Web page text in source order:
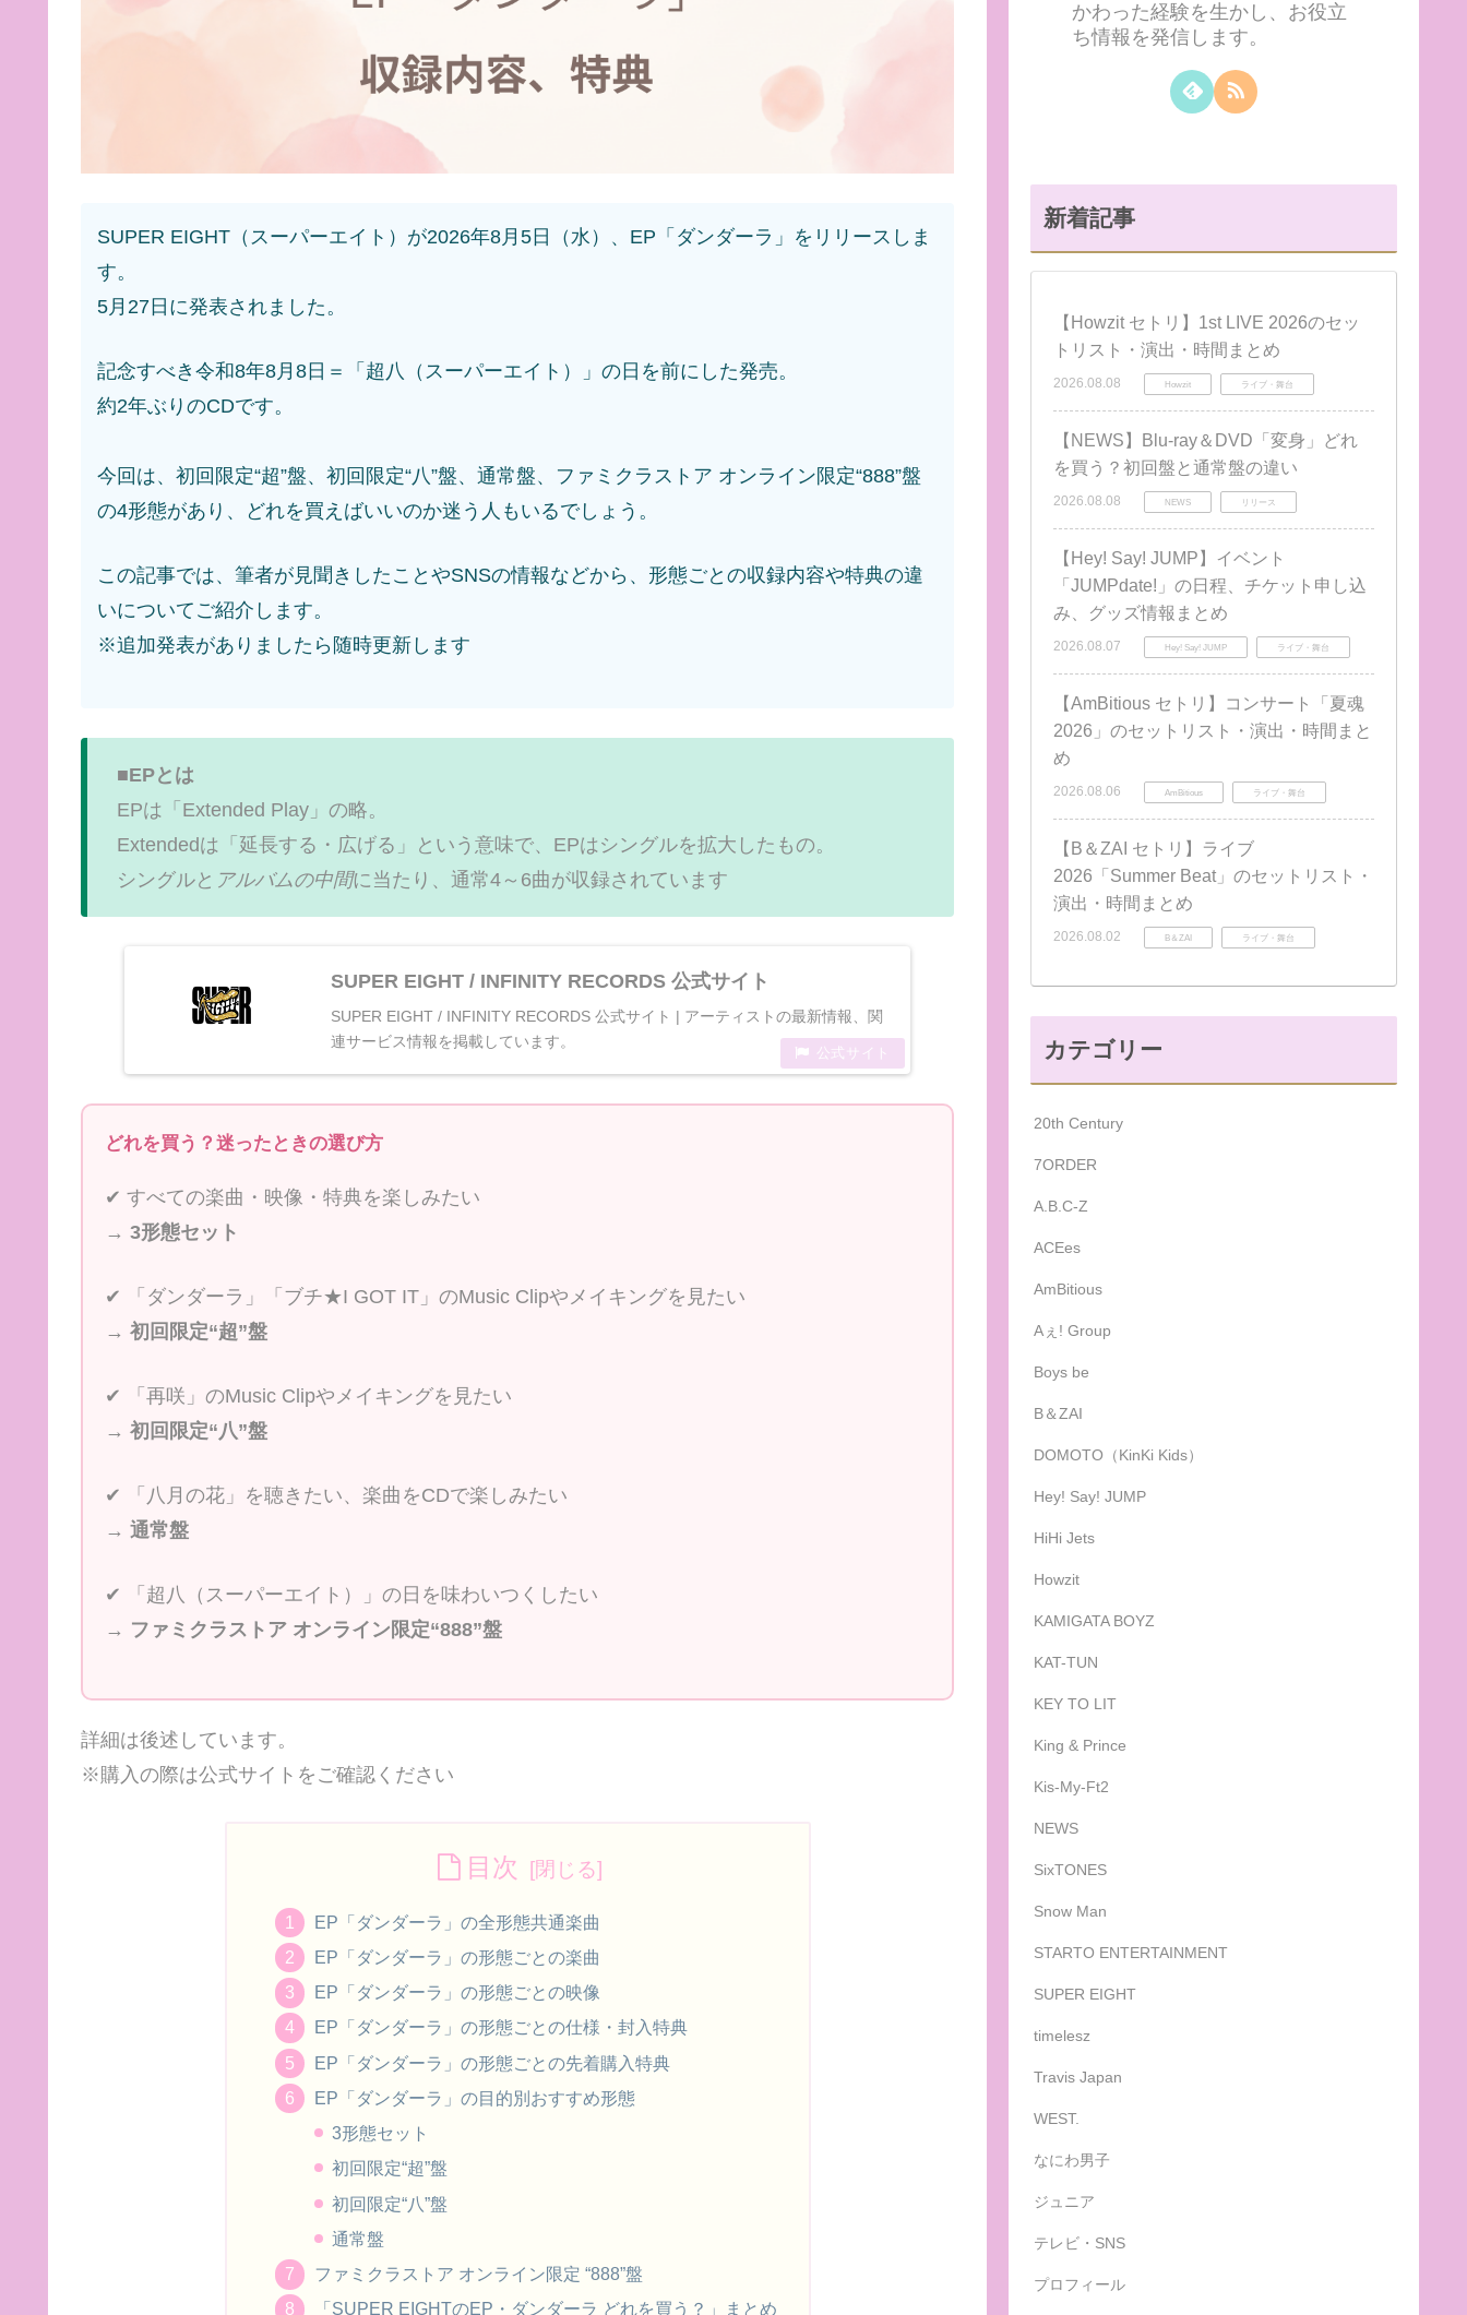
SUPER EIGHT（スーパーエイト）が2026年8月5日（水）、EP「ダンダーラ」をリリースしま
す。
5月27日に発表されました。
記念すべき令和8年8月8日＝「超八（スーパーエイト）」の日を前にした発売。
約2年ぶりのCDです。
今回は、初回限定“超”盤、初回限定“八”盤、通常盤、ファミクラストア オンライン限定“888”盤
の4形態があり、どれを買えばいいのか迷う人もいるでしょう。
この記事では、筆者が見聞きしたことやSNSの情報などから、形態ごとの収録内容や特典の違
いについてご紹介します。
※追加発表がありましたら随時更新します
■EPとは
EPは「Extended Play」の略。
Extendedは「延長する・広げる」という意味で、EPはシングルを拡大したもの。
シングルと アルバムの中間に当たり、通常4～6曲が収録されています
SUPER EIGHT / INFINITY RECORDS 公式サイト
SUPER EIGHT / INFINITY RECORDS 公式サイト | アーティストの最新情報、関
連サービス情報を掲載しています。
どれを買う？迷ったときの選び方
✔︎ すべての楽曲・映像・特典を楽しみたい
→ 3形態セット
✔︎ 「ダンダーラ」「ブチ★I GOT IT」のMusic Clipやメイキングを見たい
→ 初回限定“超”盤
✔︎ 「再咲」のMusic Clipやメイキングを見たい
→ 初回限定“八”盤
✔︎ 「八月の花」を聴きたい、楽曲をCDで楽しみたい
→ 通常盤
✔︎ 「超八（スーパーエイト）」の日を味わいつくしたい
→ ファミクラストア オンライン限定“888”盤
詳細は後述しています。
※購入の際は公式サイトをご確認ください
目次
EP「ダンダーラ」の全形態共通楽曲
EP「ダンダーラ」の形態ごとの楽曲
EP「ダンダーラ」の形態ごとの映像
EP「ダンダーラ」の形態ごとの仕様・封入特典
EP「ダンダーラ」の形態ごとの先着購入特典
EP「ダンダーラ」の目的別おすすめ形態
3形態セット
初回限定“超”盤
初回限定“八”盤
通常盤
ファミクラストア オンライン限定 “888”盤
「SUPER EIGHTのEP・ダンダーラ どれを買う？」まとめ
かわった経験を生かし、お役立
ち情報を発信します。
新着記事
【Howzit セトリ】1st LIVE 2026のセッ
トリスト・演出・時間まとめ
2026.08.08 Howzit ライブ・舞台
【NEWS】Blu-ray＆DVD「変身」どれ
を買う？初回盤と通常盤の違い
2026.08.08 NEWS リリース
【Hey! Say! JUMP】イベント
「JUMPdate!」の日程、チケット申し込
み、グッズ情報まとめ
2026.08.07 Hey! Say! JUMP ライブ・舞台
【AmBitious セトリ】コンサート「夏魂
2026」のセットリスト・演出・時間まと
め
2026.08.06 AmBitious ライブ・舞台
【B＆ZAI セトリ】ライブ
2026「Summer Beat」のセットリスト・
演出・時間まとめ
2026.08.02 B＆ZAI ライブ・舞台
カテゴリー
20th Century
7ORDER
A.B.C-Z
ACEes
AmBitious
Aぇ! Group
Boys be
B＆ZAI
DOMOTO（KinKi Kids）
Hey! Say! JUMP
HiHi Jets
Howzit
KAMIGATA BOYZ
KAT-TUN
KEY TO LIT
King & Prince
Kis-My-Ft2
NEWS
SixTONES
Snow Man
STARTO ENTERTAINMENT
SUPER EIGHT
timelesz
Travis Japan
WEST.
なにわ男子
ジュニア
テレビ・SNS
プロフィール